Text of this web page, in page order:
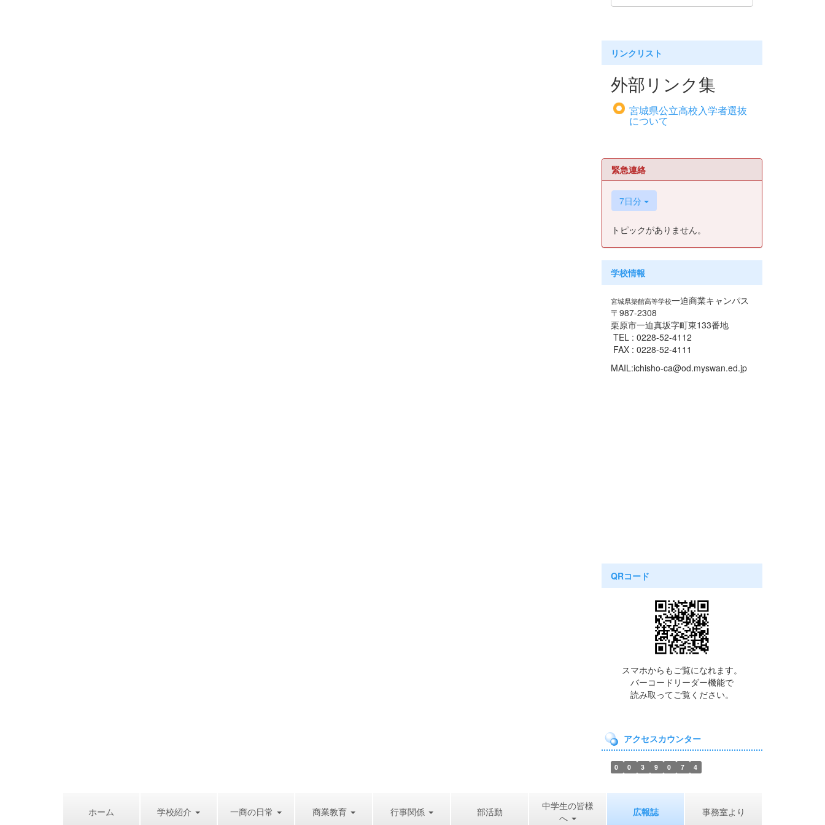
リンクリスト
外部リンク集
宮城県公立高校入学者選抜
について
緊急連絡
7日分
トピックがありません。
学校情報
宮城県築館高等学校一迫商業キャンパス
〒987-2308
栗原市一迫真坂字町東133番地
TEL : 0228-52-4112
FAX : 0228-52-4111
MAIL:ichisho-ca@od.myswan.ed.jp
QRコード
スマホからもご覧になれます。
バーコードリーダー機能で
読み取ってご覧ください。
アクセスカウンター
0 0 3 9 0 7 4
ホーム 学校紹介 一商の日常 商業教育 行事関係 部活動
中学生の皆様
へ
広報誌 事務室より